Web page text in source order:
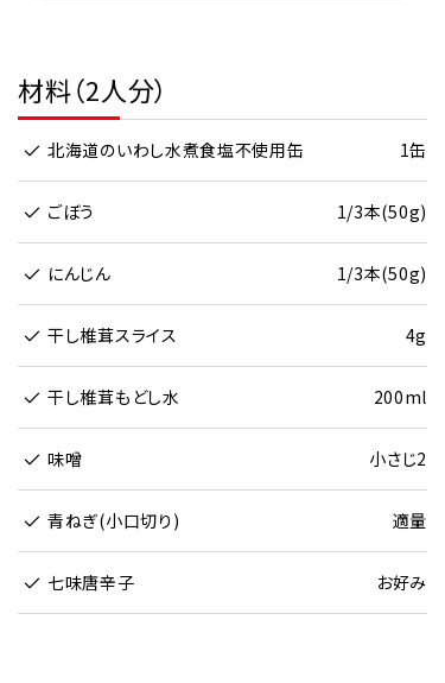
材料（2人分）
北海道のいわし水煮食塩不使用缶 1缶
ごぼう 1/3本(50g)
にんじん 1/3本(50g)
干し椎茸スライス 4g
干し椎茸もどし水 200ml
味噌 小さじ2
青ねぎ(小口切り) 適量
七味唐辛子 お好み